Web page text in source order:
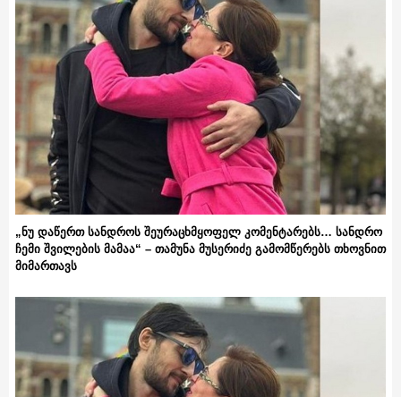
„ნუ დაწერთ სანდროს შეურაცხმყოფელ კომენტარებს… სანდრო
ჩემი შვილების მამაა“ – თამუნა მუსერიძე გამომწერებს თხოვნით
მიმართავს